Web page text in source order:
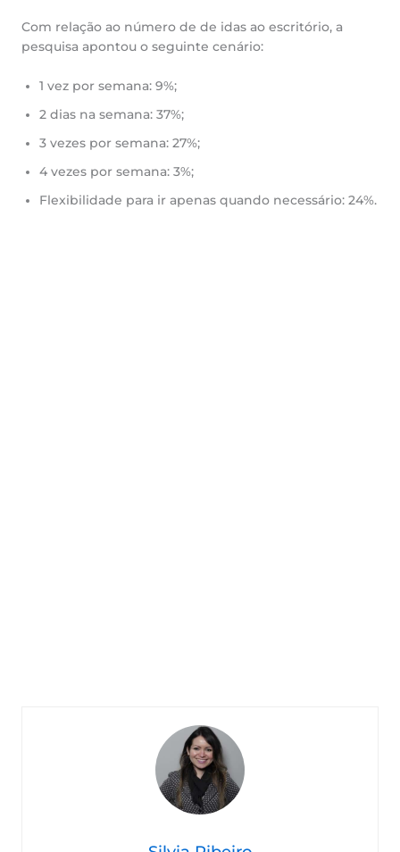
Com relação ao número de de idas ao escritório, a
pesquisa apontou o seguinte cenário:
1 vez por semana: 9%;
2 dias na semana: 37%;
3 vezes por semana: 27%;
4 vezes por semana: 3%;
Flexibilidade para ir apenas quando necessário: 24%.